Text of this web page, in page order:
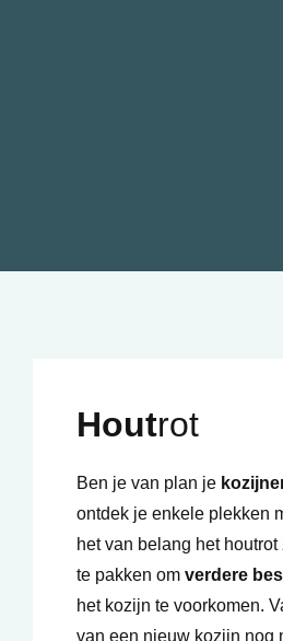
Houtrot
Ben je van plan je
ontdek je enkele plekken
het van belang het
te pakken om verdere
het kozijn te voorkomen.
van een nieuw kozijn nog